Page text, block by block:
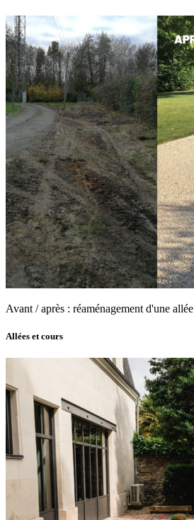
Avant / après : réaménagement d'une allée
Allées et cours